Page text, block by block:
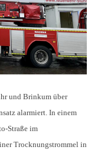
und Brinkum über
alarmiert. In einem
Straße im
Trocknungstrommel in